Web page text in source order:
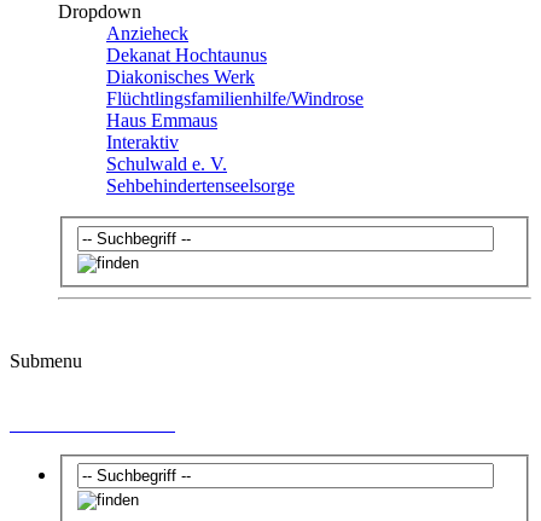
Dropdown
Anzieheck
Dekanat Hochtaunus
Diakonisches Werk
Flüchtlingsfamilienhilfe/Windrose
Haus Emmaus
Interaktiv
Schulwald e. V.
Sehbehindertenseelsorge
Submenu